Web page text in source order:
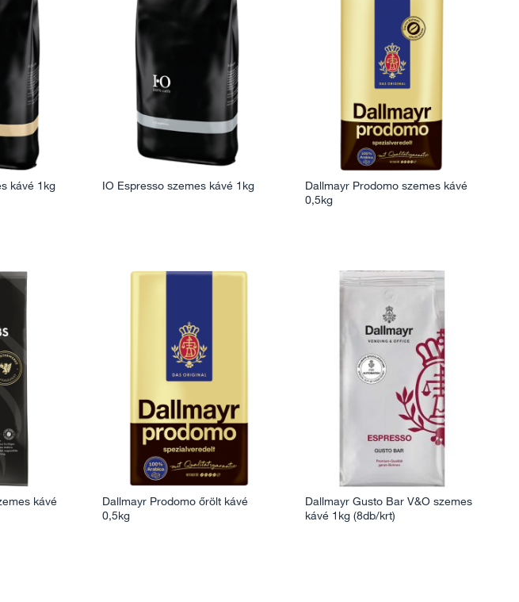
kávé 1kg IO Espresso szemes kávé 1kg
Dallmayr Prodomo szemes kávé
0,5kg
kávé
Dallmayr Prodomo őrölt kávé
0,5kg
Dallmayr Gusto Bar V&O szemes
kávé 1kg (8db/krt)